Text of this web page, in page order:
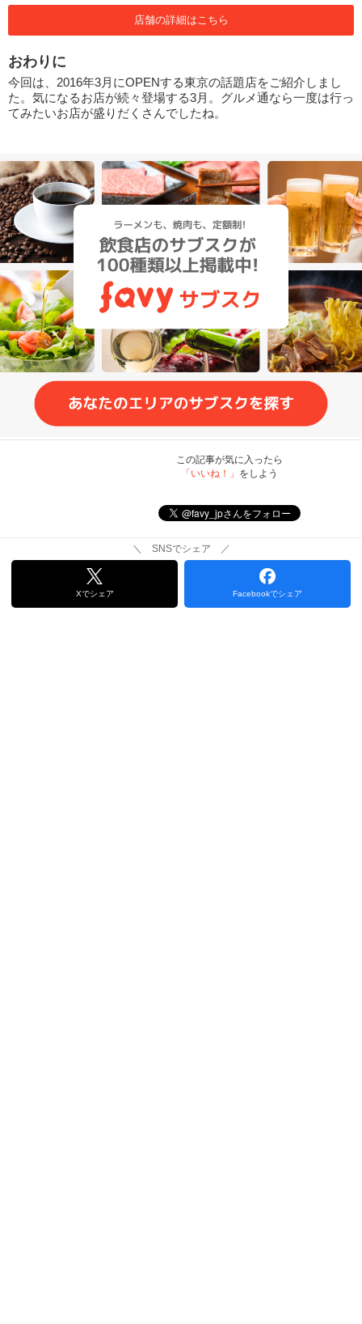
店舗の詳細はこちら
おわりに
今回は、2016年3月にOPENする東京の話題店をご紹介しまし
た。気になるお店が続々登場する3月。グルメ通なら一度は行っ
てみたいお店が盛りだくさんでしたね。
この記事が気に入ったら
「いいね！」 をしよう
＼ SNSでシェア ／
Xでシェア Facebookでシェア